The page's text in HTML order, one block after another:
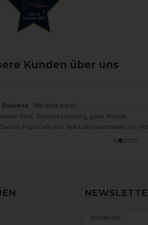
Kunden über uns
VORNAME